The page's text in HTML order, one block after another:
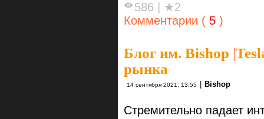
586
★2
Комментарии ( 5 )
Блог им. Bishop |
рынка
14 сентября 2021, 13:55 Bishop
Стремительно падает